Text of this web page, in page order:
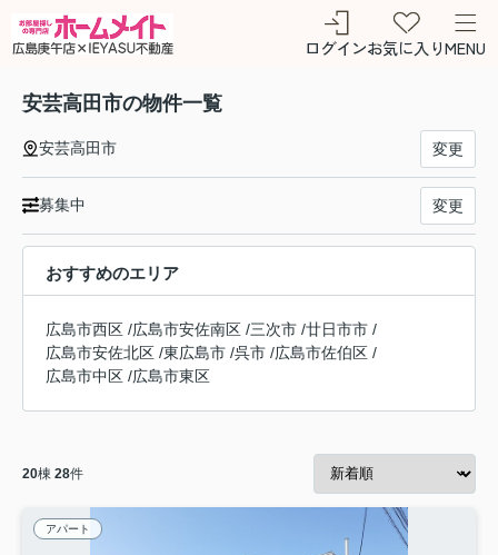
ログインお気に入りMENU
安芸高田市の物件一覧
安芸高田市 変更
募集中 変更
おすすめのエリア
広島市西区 /広島市安佐南区 /三次市 /廿日市市 /
広島市安佐北区 /東広島市 /呉市 /広島市佐伯区 /
広島市中区 /広島市東区
20棟 28件
アパート